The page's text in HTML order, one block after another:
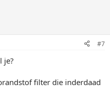
#7
je?
filter die inderdaad